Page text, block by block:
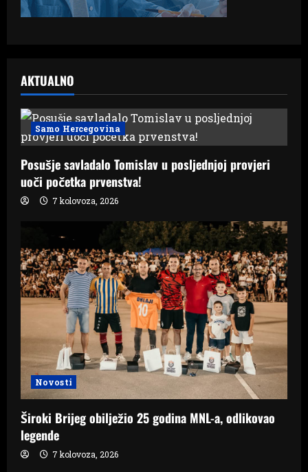
AKTUALNO
Samo Hercegovina
Posušje savladalo Tomislav u posljednjoj provjeri
uoči početka prvenstva!
7 kolovoza, 2026
Novosti
Široki Brijeg obilježio 25 godina MNL-a, odlikovao
legende
7 kolovoza, 2026